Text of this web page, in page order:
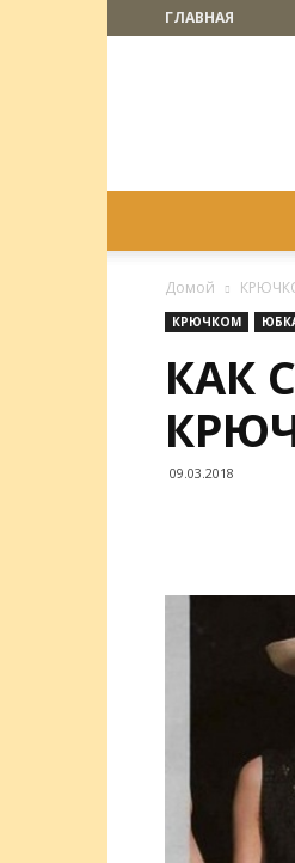
ГЛАВНАЯ
Домой
КРЮЧКОМ
КАК
09.03.2018